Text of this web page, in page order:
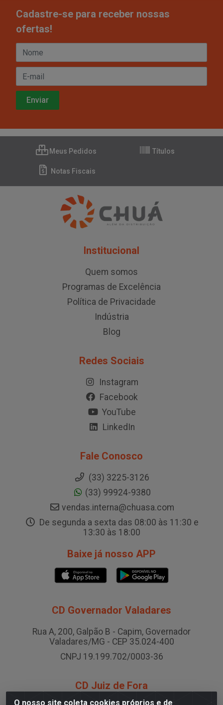
O nosso site coleta cookies próprios e de
Cadastre-se para receber nossas
ofertas!
Meus Pedidos Títulos
Notas Fiscais
Institucional
Quem somos
Programas de Excelência
Política de Privacidade
Indústria
Blog
Redes Sociais
Instagram
Facebook
YouTube
LinkedIn
Fale Conosco
(33) 3225-3126
(33) 99924-9380
vendas.interna@chuasa.com
De segunda a sexta das 08:00 às 11:30 e
13:30 às 18:00
Baixe já nosso APP
CD Governador Valadares
Rua A, 200, Galpão B - Capim, Governador
Valadares/MG - CEP 35.024-400
CNPJ 19.199.702/0003-36
CD Juiz de Fora